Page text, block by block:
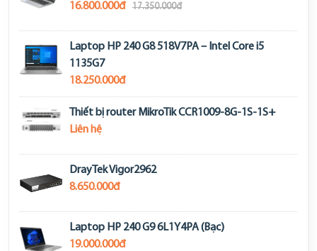
16.800.000đ
17.350.000đ
Laptop HP 240 G8 518V7PA – Intel Core i5
1135G7
18.250.000đ
Thiết bị router MikroTik CCR1009-8G-1S-1S+
Liên hệ
DrayTek Vigor2962
8.650.000đ
Laptop HP 240 G9 6L1Y4PA (Bạc)
19.000.000đ